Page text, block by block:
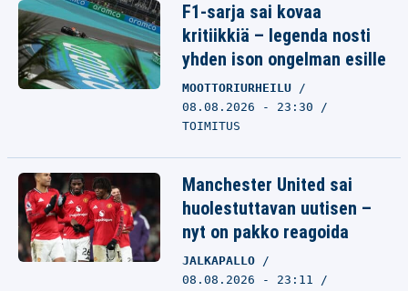
F1-sarja sai kovaa
kritiikkiä – legenda nosti
yhden ison ongelman esille
MOOTTORIURHEILU
08.08.2026 - 23:30
TOIMITUS
Manchester United sai
huolestuttavan uutisen –
nyt on pakko reagoida
JALKAPALLO
08.08.2026 - 23:11